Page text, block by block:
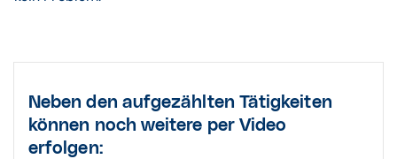
Neben den aufgezählten Tätigkeiten
können noch weitere per Video
erfolgen: